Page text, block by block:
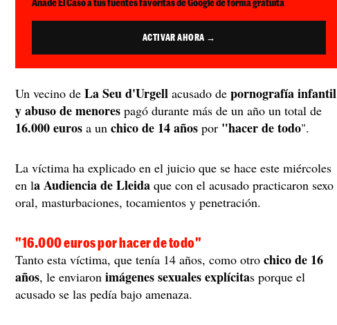
Añade El Caso a tus fuentes favoritas de Google de forma gratuita
ACTIVAR AHORA →
Un vecino deLa Seu d'Urgell acusado depornografía infantil
y abuso de menores pagó durante más de un año un total de
16.000 euros a unchico de 14 años por "hacer de todo".
La víctima ha explicado en el juicio que se hace este miércoles
en la Audiencia de Lleida que con el acusado practicaron sexo
oral, masturbaciones, tocamientos y penetración.
"16.000 euros por hacer de todo"
Tanto esta víctima, que tenía 14 años, como otrochico de 16
años, le enviaronimágenes sexuales explícitas porque el
acusado se las pedía bajo amenaza.